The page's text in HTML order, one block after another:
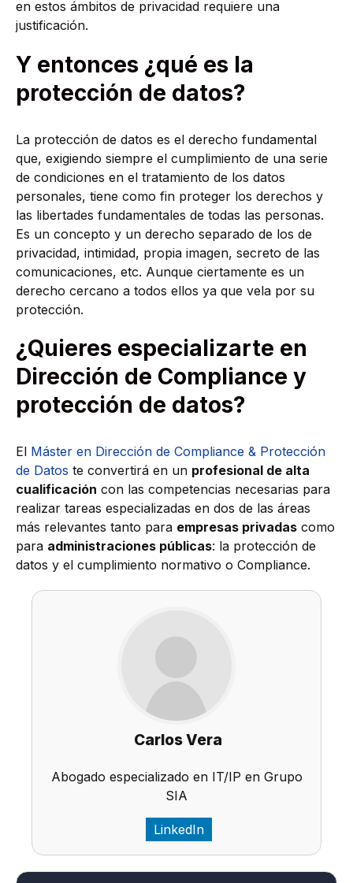
en estos ámbitos de privacidad requiere una
justificación.
Y entonces ¿qué es la
protección de datos?
La protección de datos es el derecho fundamental
que, exigiendo siempre el cumplimiento de una serie
de condiciones en el tratamiento de los datos
personales, tiene como fin proteger los derechos y
las libertades fundamentales de todas las personas.
Es un concepto y un derecho separado de los de
privacidad, intimidad, propia imagen, secreto de las
comunicaciones, etc. Aunque ciertamente es un
derecho cercano a todos ellos ya que vela por su
protección.
¿Quieres especializarte en
Dirección de Compliance y
protección de datos?
El Máster en Dirección de Compliance & Protección
de Datos te convertirá en un profesional de alta
cualificación con las competencias necesarias para
realizar tareas especializadas en dos de las áreas
más relevantes tanto para empresas privadas como
para administraciones públicas: la protección de
datos y el cumplimiento normativo o Compliance.
Carlos Vera
Abogado especializado en IT/IP en Grupo
SIA
LinkedIn